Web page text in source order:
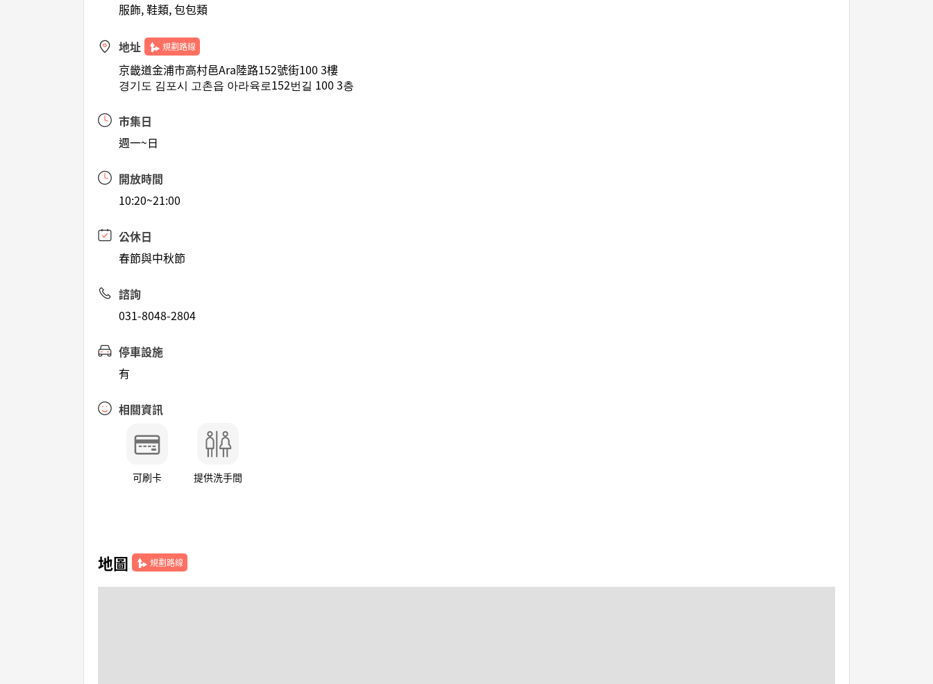
服飾, 鞋類, 包包類
地址 規劃路線
京畿道金浦市高村邑Ara陸路152號街100 3樓
경기도 김포시 고촌읍 아라육로152번길 100 3층
市集日
週一~日
開放時間
10:20~21:00
公休日
春節與中秋節
諮詢
031-8048-2804
停車設施
有
相關資訊
可刷卡 提供洗手間
地圖 規劃路線